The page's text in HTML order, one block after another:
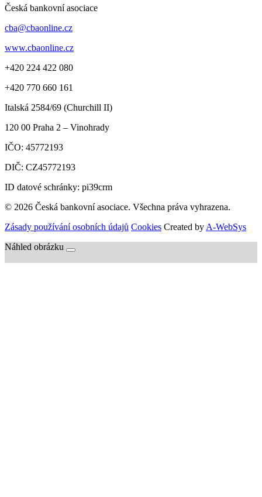
Česká bankovní asociace
cba@cbaonline.cz
www.cbaonline.cz
+420 224 422 080
+420 770 660 161
Italská 2584/69 (Churchill II)
120 00 Praha 2 – Vinohrady
IČO: 45772193
DIČ: CZ45772193
ID datové schránky: pi39crm
© 2026 Česká bankovní asociace. Všechna práva vyhrazena.
Zásady používání osobních údajů Cookies Created by A-WebSys
Náhled obrázku